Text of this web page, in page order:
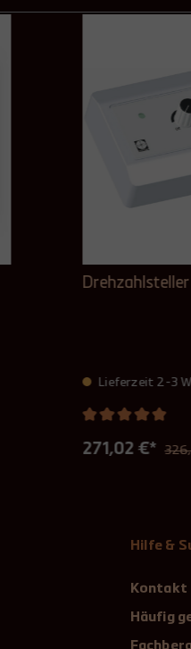
Drehzahlsteller
Lieferzeit 2-3
271,02 €*
Hilfe &
Kontakt
Häufig